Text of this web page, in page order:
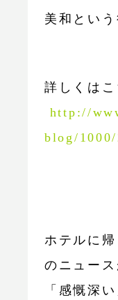
美和とい
詳しくはこ
http://
blog/
ホテルに
のニュース
「感慨深